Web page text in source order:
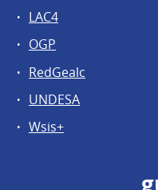
LAC4
OGP
RedGealc
UNDESA
Wsis+